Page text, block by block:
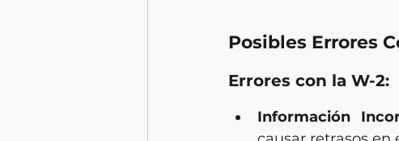
Posibles Errores
Errores con la W-2:
Información